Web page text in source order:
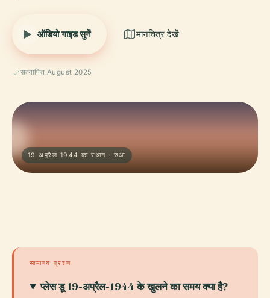
ऑडियो गाइड सुनें मानचित्र देखें
सत्यापित August 2025
19 अप्रैल 1944 का स्थान · रुआं
सामान्य प्रश्न
प्लेस डू 19-अप्रैल-1944 के खुलने का समय क्या है?